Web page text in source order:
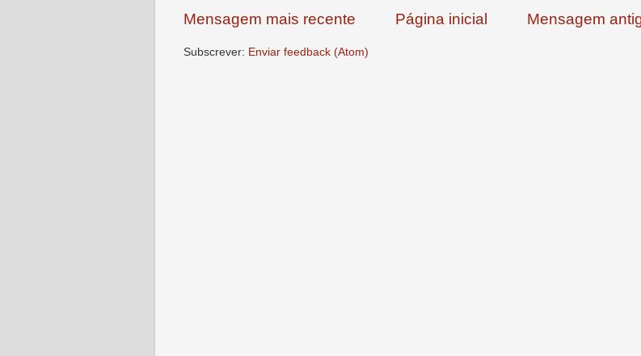
Mensagem mais recente Mensagem
Página inicial
Subscrever: Enviar feedback (Atom)